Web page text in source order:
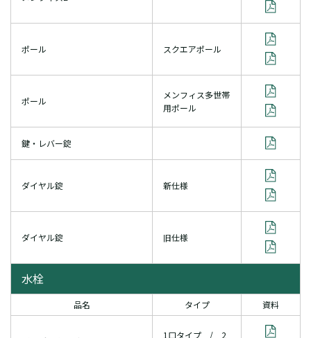
ポール スクエアポール
ポール
メンフィス多世帯
用ポール
鍵・レバー錠
ダイヤル錠 新仕様
ダイヤル錠 旧仕様
水栓
品名 タイプ 資料
1口タイプ / 2